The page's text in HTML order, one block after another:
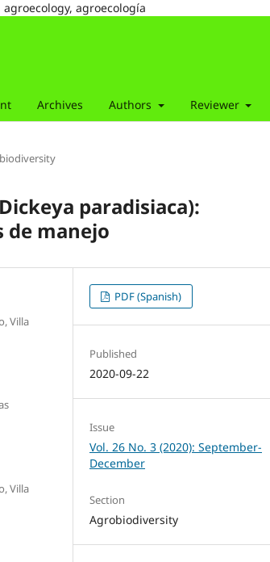
agroecología
Archives Authors Reviewer
paradisiaca):
de manejo
Villa
Villa
PDF (Spanish)
Published
2020-09-22
Issue
Vol. 26 No. 3 (2020): September-
December
Section
Agrobiodiversity